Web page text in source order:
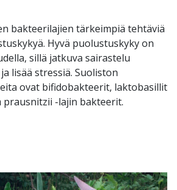
bakteerilajien tärkeimpiä tehtäviä
Hyvä puolustuskyky on
sillä jatkuva sairastelu
lisää stressiä. Suoliston
ovat bifidobakteerit, laktobasillit
prausnitzii -lajin bakteerit.